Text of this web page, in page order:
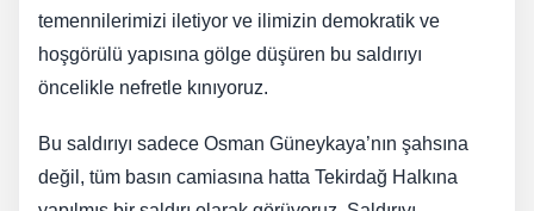
temennilerimizi iletiyor ve ilimizin demokratik ve
hoşgörülü yapısına gölge düşüren bu saldırıyı
öncelikle nefretle kınıyoruz.
Bu saldırıyı sadece Osman Güneykaya’nın şahsına
değil, tüm basın camiasına hatta Tekirdağ Halkına